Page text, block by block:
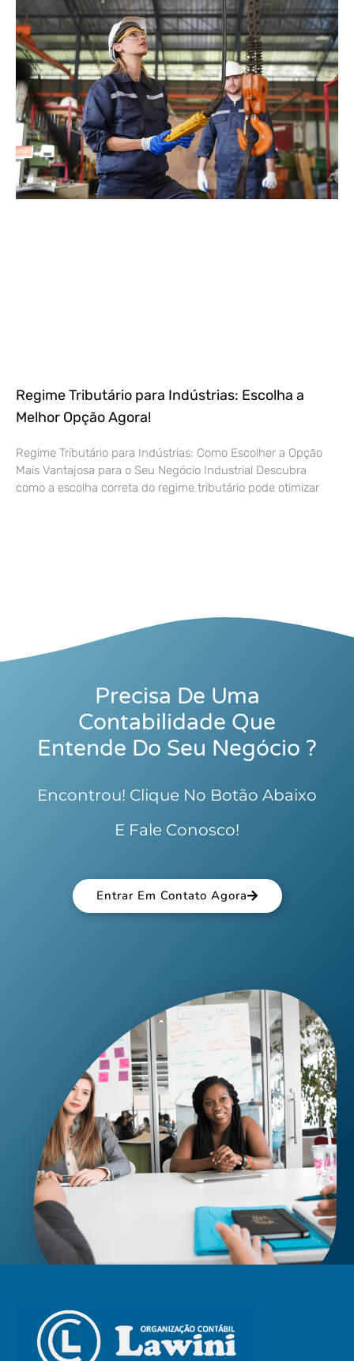
Regime Tributário para Indústrias: Escolha a
Melhor Opção Agora!
Regime Tributário para Indústrias: Como Escolher a Opção
Mais Vantajosa para o Seu Negócio Industrial Descubra
como a escolha correta do regime tributário pode otimizar
Precisa De Uma
Contabilidade Que
Entende Do Seu Negócio ?
Encontrou! Clique No Botão Abaixo
E Fale Conosco!
Entrar Em Contato Agora